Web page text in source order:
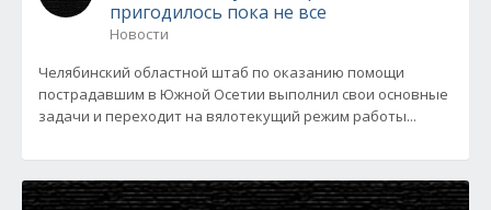
пригодилось пока не все
Новости
Челябинский областной штаб по оказанию помощи
пострадавшим в Южной Осетии выполнил свои основные
задачи и переходит на вялотекущий режим работы...